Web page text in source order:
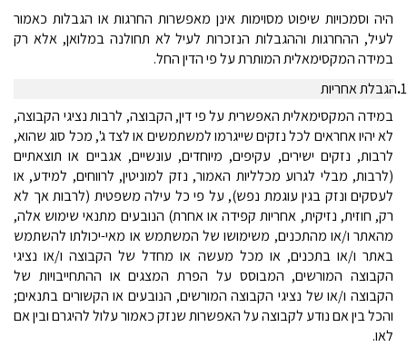
היה וסמכויות שיפוט מסוימות אינן מאפשרות החרגות או הגבלות כאמור
לעיל, ההחרגות וההגבלות הנזכרות לעיל לא תחולנה במלואן, אלא רק
במידה המקסימאלית המותרת על פי הדין החל.
.הגבלת אחריות
במידה המקסימאלית האפשרית על פי דין, הקבוצה, לרבות נציגי הקבוצה,
לא יהיו אחראים לכל נזקים שייגרמו למשתמשים או לצד ג', מכל סוג שהוא,
לרבות, נזקים ישירים, עקיפים, מיוחדים, עונשיים, אגביים או תוצאתיים
(לרבות, מבלי לגרוע מכלליות האמור, נזק למוניטין, לרווחים, למידע, או
לעסקים ונזק בגין עוגמת נפש), על פי כל עילה משפטית (לרבות אך לא
רק, חוזית, נזיקית, אחריות קפידה או אחרת) הנובעים מתנאי שימוש אלה,
מהאתר ו/או מהתכנים, משימושו של המשתמש או מאי-יכולתו להשתמש
באתר ו/או בתכנים, או מכל מעשה או מחדל של הקבוצה ו/או נציגי
הקבוצה המורשים, המבוסס על הפרת המצגים או ההתחייבויות של
הקבוצה ו/או של נציגי הקבוצה המורשים, הנובעים או הקשורים בתנאים;
והכל בין אם נודע לקבוצה על האפשרות שנזק כאמור עלול להיגרם ובין אם
לאו.